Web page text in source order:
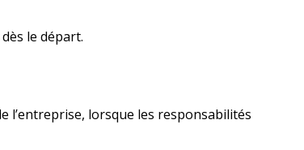
le départ.
l’entreprise, lorsque les responsabilités